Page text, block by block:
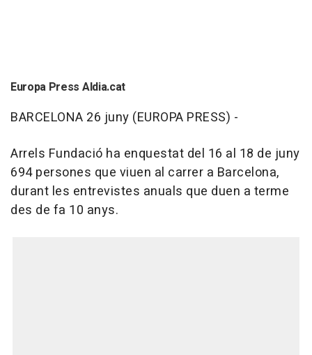
Europa Press Aldia.cat
BARCELONA 26 juny (EUROPA PRESS) -
Arrels Fundació ha enquestat del 16 al 18 de juny
694 persones que viuen al carrer a Barcelona,
durant les entrevistes anuals que duen a terme
des de fa 10 anys.